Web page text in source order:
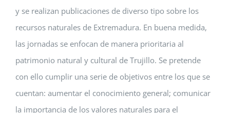
y se realizan publicaciones de diverso tipo sobre los
recursos naturales de Extremadura. En buena medida,
las jornadas se enfocan de manera prioritaria al
patrimonio natural y cultural de Trujillo. Se pretende
con ello cumplir una serie de objetivos entre los que se
cuentan: aumentar el conocimiento general; comunicar
la importancia de los valores naturales para el